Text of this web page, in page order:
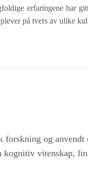
erfaringene har
på tvers av ulike
og anvendt
kognitiv vitenskap,